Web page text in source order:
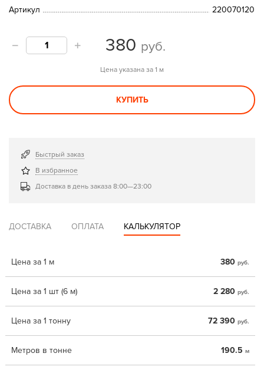
Артикул
220070120
380 руб.
Цена указана за 1 м
КУПИТЬ
Быстрый заказ
В избранное
Доставка в день заказа 8:00—23:00
ДОСТАВКА ОПЛАТА КАЛЬКУЛЯТОР
Цена за 1 м 380 руб.
Цена за 1 шт (6 м) 2 280 руб.
Цена за 1 тонну 72 390 руб.
Метров в тонне 190.5 м